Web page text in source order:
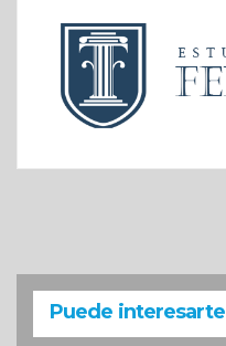
Puede interesarte